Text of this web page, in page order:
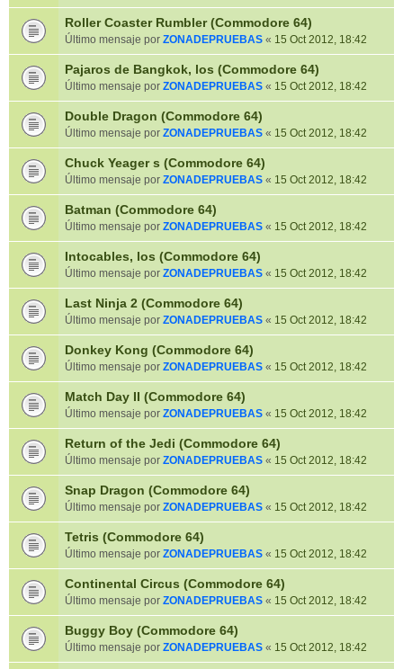
Roller Coaster Rumbler (Commodore 64)
Último mensaje por ZONADEPRUEBAS « 15 Oct 2012, 18:42
Pajaros de Bangkok, los (Commodore 64)
Último mensaje por ZONADEPRUEBAS « 15 Oct 2012, 18:42
Double Dragon (Commodore 64)
Último mensaje por ZONADEPRUEBAS « 15 Oct 2012, 18:42
Chuck Yeager s (Commodore 64)
Último mensaje por ZONADEPRUEBAS « 15 Oct 2012, 18:42
Batman (Commodore 64)
Último mensaje por ZONADEPRUEBAS « 15 Oct 2012, 18:42
Intocables, los (Commodore 64)
Último mensaje por ZONADEPRUEBAS « 15 Oct 2012, 18:42
Last Ninja 2 (Commodore 64)
Último mensaje por ZONADEPRUEBAS « 15 Oct 2012, 18:42
Donkey Kong (Commodore 64)
Último mensaje por ZONADEPRUEBAS « 15 Oct 2012, 18:42
Match Day II (Commodore 64)
Último mensaje por ZONADEPRUEBAS « 15 Oct 2012, 18:42
Return of the Jedi (Commodore 64)
Último mensaje por ZONADEPRUEBAS « 15 Oct 2012, 18:42
Snap Dragon (Commodore 64)
Último mensaje por ZONADEPRUEBAS « 15 Oct 2012, 18:42
Tetris (Commodore 64)
Último mensaje por ZONADEPRUEBAS « 15 Oct 2012, 18:42
Continental Circus (Commodore 64)
Último mensaje por ZONADEPRUEBAS « 15 Oct 2012, 18:42
Buggy Boy (Commodore 64)
Último mensaje por ZONADEPRUEBAS « 15 Oct 2012, 18:42